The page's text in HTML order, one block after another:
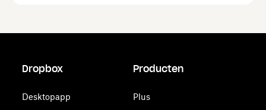
Dropbox
Desktopapp
Producten
Plus